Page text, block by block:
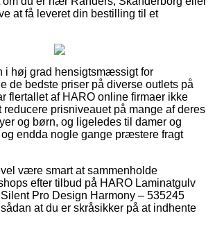
at få leveret din bestilling til et
i høj grad hensigtsmæssigt for
de bedste priser på diverse outlets på
flertallet af HARO online firmaer ikke
reducere prisniveauet på mange af deres
og børn, og ligeledes til damer og
endda nogle gange præstere fragt
være smart at sammenholde
efter tilbud på HARO Laminatgulv
Pro Design Harmony – 535245
at du er skråsikker på at indhente